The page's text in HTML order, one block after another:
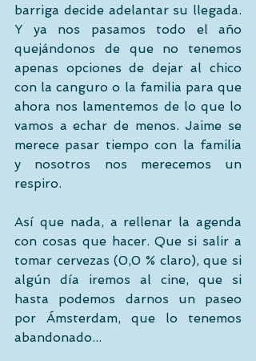
barriga decide adelantar su llegada.
Y ya nos pasamos todo el año
quejándonos de que no tenemos
apenas opciones de dejar al chico
con la canguro o la familia para que
ahora nos lamentemos de lo que lo
vamos a echar de menos. Jaime se
merece pasar tiempo con la familia
y nosotros nos merecemos un
respiro.
Así que nada, a rellenar la agenda
con cosas que hacer. Que si salir a
tomar cervezas (0,0 % claro), que si
algún día iremos al cine, que si
hasta podemos darnos un paseo
por Ámsterdam, que lo tenemos
abandonado...